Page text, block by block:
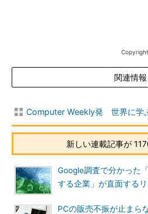
関連情報
Computer Weekly発 世界に学
新しい連載記事が
Google調査で分かった
する企業」が直面する
PCの販売不振が止ま